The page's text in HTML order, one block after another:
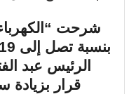
شرحت
الرئيس عبد
قرار بزيادة